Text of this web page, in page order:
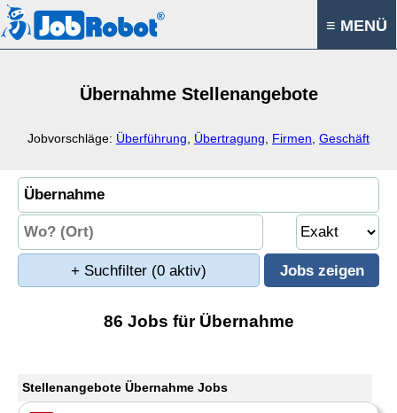
≡ MENÜ
Übernahme Stellenangebote
Jobvorschläge: Überführung Übertragung Firmen Geschäft
+ Suchfilter (0 aktiv)
86 Jobs für Übernahme
Stellenangebote Übernahme Jobs